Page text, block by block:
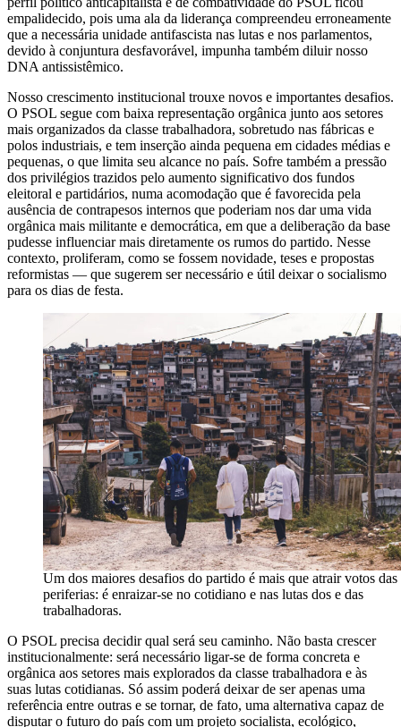
empalidecido, pois uma ala da liderança compreendeu erroneamente
que a necessária unidade antifascista nas lutas e nos parlamentos,
devido à conjuntura desfavorável, impunha também diluir nosso
DNA antissistêmico.
Nosso crescimento institucional trouxe novos e importantes desafios.
O PSOL segue com baixa representação orgânica junto aos setores
mais organizados da classe trabalhadora, sobretudo nas fábricas e
polos industriais, e tem inserção ainda pequena em cidades médias e
pequenas, o que limita seu alcance no país. Sofre também a pressão
dos privilégios trazidos pelo aumento significativo dos fundos
eleitoral e partidários, numa acomodação que é favorecida pela
ausência de contrapesos internos que poderiam nos dar uma vida
orgânica mais militante e democrática, em que a deliberação da base
pudesse influenciar mais diretamente os rumos do partido. Nesse
contexto, proliferam, como se fossem novidade, teses e propostas
reformistas — que sugerem ser necessário e útil deixar o socialismo
para os dias de festa.
Um dos maiores desafios do partido é mais que atrair votos das
periferias: é enraizar-se no cotidiano e nas lutas dos e das
trabalhadoras.
O PSOL precisa decidir qual será seu caminho. Não basta crescer
institucionalmente: será necessário ligar-se de forma concreta e
orgânica aos setores mais explorados da classe trabalhadora e às
suas lutas cotidianas. Só assim poderá deixar de ser apenas uma
referência entre outras e se tornar, de fato, uma alternativa capaz de
disputar o futuro do país com um projeto socialista, ecológico,